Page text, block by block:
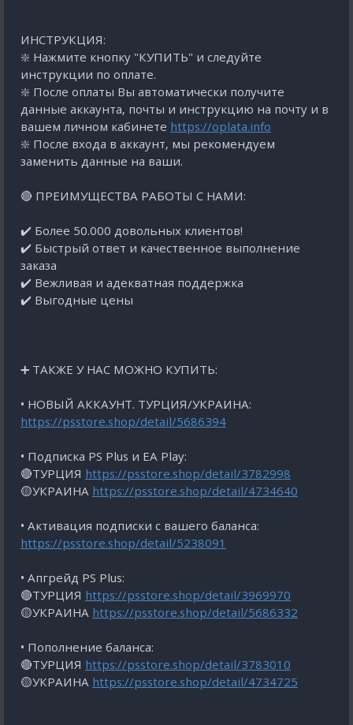
ИНСТРУКЦИЯ:
❇️ Нажмите кнопку "КУПИТЬ" и следуйте
инструкции по оплате.
❇️ После оплаты Вы автоматически получите
данные аккаунта, почты и инструкцию на почту и в
вашем личном кабинете https://oplata.info
❇️ После входа в аккаунт, мы рекомендуем
заменить данные на ваши.
🔴 ПРЕИМУЩЕСТВА РАБОТЫ С НАМИ:
✔️ Более 50.000 довольных клиентов!
✔️ Быстрый ответ и качественное выполнение
заказа
✔️ Вежливая и адекватная поддержка
✔️ Выгодные цены
➕ ТАКЖЕ У НАС МОЖНО КУПИТЬ:
• НОВЫЙ АККАУНТ. ТУРЦИЯ/УКРАИНА:
https://psstore.shop/detail/5686394
• Подписка PS Plus и EA Play:
🔴ТУРЦИЯ https://psstore.shop/detail/3782998
🟡УКРАИНА https://psstore.shop/detail/4734640
• Активация подписки с вашего баланса:
https://psstore.shop/detail/5238091
• Апгрейд PS Plus:
🔴ТУРЦИЯ https://psstore.shop/detail/3969970
🟡УКРАИНА https://psstore.shop/detail/5686332
• Пополнение баланса:
🔴ТУРЦИЯ https://psstore.shop/detail/3783010
🟡УКРАИНА https://psstore.shop/detail/4734725